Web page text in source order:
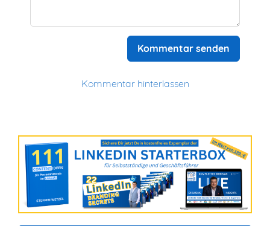
Kommentar senden
Kommentar hinterlassen